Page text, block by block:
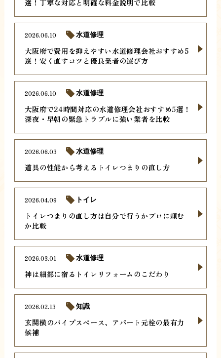
選！丁寧な対応と明確な料金説明で比較
大阪府で費用を抑えやすい水道修理会社おすすめ5
選！安く直すコツと優良業者の選び方
2026.06.10 水道修理
大阪府で24時間対応の水道修理会社おすすめ5選！
深夜・早朝の緊急トラブルに強い業者を比較
2026.06.10 水道修理
道具の性能から考えるトイレつまりの直し方
2026.06.03 水道修理
トイレつまりの直し方は自分で行うかプロに頼む
か比較
2026.04.09 トイレ
神は細部に宿るトイレリフォームのこだわり
2026.03.01 水道修理
玄関横のパイプスペース、アパート元栓の最有力
候補
2026.02.13 知識